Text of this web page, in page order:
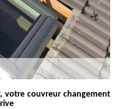
votre couvreur changement